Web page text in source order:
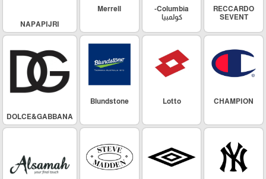
RECCARDO
SEVENT
Columbia-
كولمبيا
Merrell
NAPAPIJRI
CHAMPION
Lotto
Blundstone
DOLCE&GABBANA